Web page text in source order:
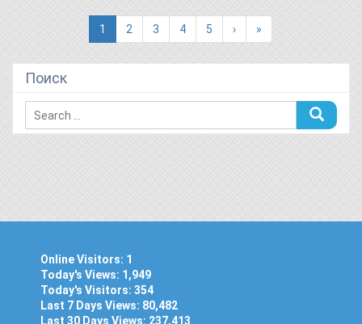
1 (current)
2 3 4 5 › »
Поиск
Online Visitors: 1
Today's Views: 1,949
Today's Visitors: 354
Last 7 Days Views: 80,482
Last 30 Days Views: 237,413